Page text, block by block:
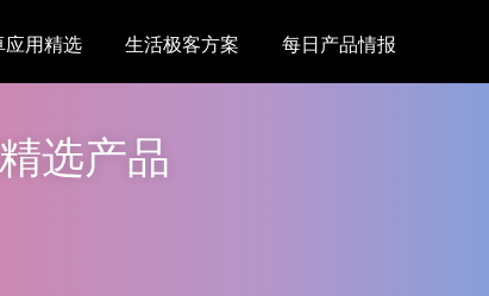
应用精选 生活极客方案 每日产品情报
选产品